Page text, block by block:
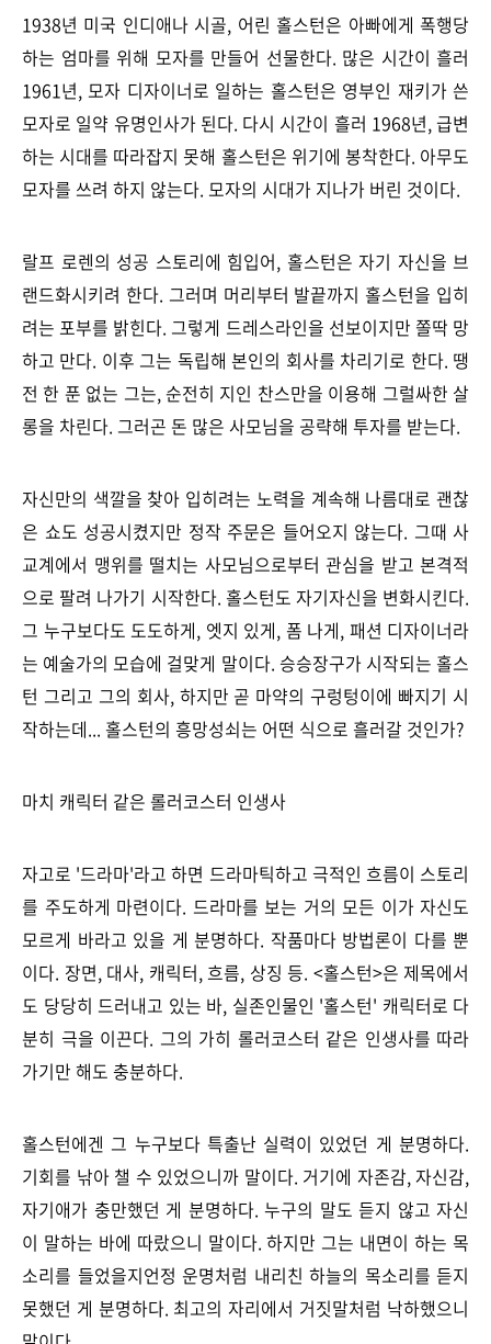
1938년 미국 인디애나 시골, 어린 홀스턴은 아빠에게 폭행당
하는 엄마를 위해 모자를 만들어 선물한다. 많은 시간이 흘러
1961년, 모자 디자이너로 일하는 홀스턴은 영부인 재키가 쓴
모자로 일약 유명인사가 된다. 다시 시간이 흘러 1968년, 급변
하는 시대를 따라잡지 못해 홀스턴은 위기에 봉착한다. 아무도
모자를 쓰려 하지 않는다. 모자의 시대가 지나가 버린 것이다.
랄프 로렌의 성공 스토리에 힘입어, 홀스턴은 자기 자신을 브
랜드화시키려 한다. 그러며 머리부터 발끝까지 홀스턴을 입히
려는 포부를 밝힌다. 그렇게 드레스라인을 선보이지만 쫄딱 망
하고 만다. 이후 그는 독립해 본인의 회사를 차리기로 한다. 땡
전 한 푼 없는 그는, 순전히 지인 찬스만을 이용해 그럴싸한 살
롱을 차린다. 그러곤 돈 많은 사모님을 공략해 투자를 받는다.
자신만의 색깔을 찾아 입히려는 노력을 계속해 나름대로 괜찮
은 쇼도 성공시켰지만 정작 주문은 들어오지 않는다. 그때 사
교계에서 맹위를 떨치는 사모님으로부터 관심을 받고 본격적
으로 팔려 나가기 시작한다. 홀스턴도 자기자신을 변화시킨다.
그 누구보다도 도도하게, 엣지 있게, 폼 나게, 패션 디자이너라
는 예술가의 모습에 걸맞게 말이다. 승승장구가 시작되는 홀스
턴 그리고 그의 회사, 하지만 곧 마약의 구렁텅이에 빠지기 시
작하는데... 홀스턴의 흥망성쇠는 어떤 식으로 흘러갈 것인가?
마치 캐릭터 같은 롤러코스터 인생사
자고로 '드라마'라고 하면 드라마틱하고 극적인 흐름이 스토리
를 주도하게 마련이다. 드라마를 보는 거의 모든 이가 자신도
모르게 바라고 있을 게 분명하다. 작품마다 방법론이 다를 뿐
이다. 장면, 대사, 캐릭터, 흐름, 상징 등. <홀스턴>은 제목에서
도 당당히 드러내고 있는 바, 실존인물인 '홀스턴' 캐릭터로 다
분히 극을 이끈다. 그의 가히 롤러코스터 같은 인생사를 따라
가기만 해도 충분하다.
홀스턴에겐 그 누구보다 특출난 실력이 있었던 게 분명하다.
기회를 낚아 챌 수 있었으니까 말이다. 거기에 자존감, 자신감,
자기애가 충만했던 게 분명하다. 누구의 말도 듣지 않고 자신
이 말하는 바에 따랐으니 말이다. 하지만 그는 내면이 하는 목
소리를 들었을지언정 운명처럼 내리친 하늘의 목소리를 듣지
못했던 게 분명하다. 최고의 자리에서 거짓말처럼 낙하했으니